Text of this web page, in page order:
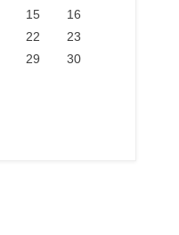
15
16
22
23
29
30